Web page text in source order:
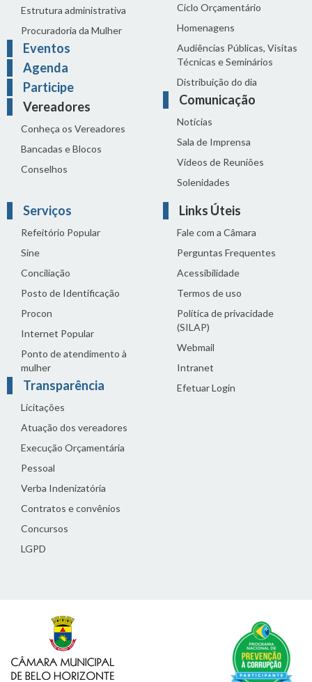
Estrutura administrativa
Procuradoria da Mulher
Eventos
Agenda
Participe
Vereadores
Conheça os Vereadores
Bancadas e Blocos
Conselhos
Ciclo Orçamentário
Homenagens
Audiências Públicas, Visitas
Técnicas e Seminários
Distribuição do dia
Comunicação
Notícias
Sala de Imprensa
Vídeos de Reuniões
Solenidades
Serviços
Refeitório Popular
Sine
Conciliação
Posto de Identificação
Procon
Internet Popular
Ponto de atendimento à
mulher
Transparência
Licitações
Atuação dos vereadores
Execução Orçamentária
Pessoal
Verba Indenizatória
Contratos e convênios
Concursos
LGPD
Links Úteis
Fale com a Câmara
Perguntas Frequentes
Acessibilidade
Termos de uso
Política de privacidade
(SILAP)
Webmail
Intranet
Efetuar Login